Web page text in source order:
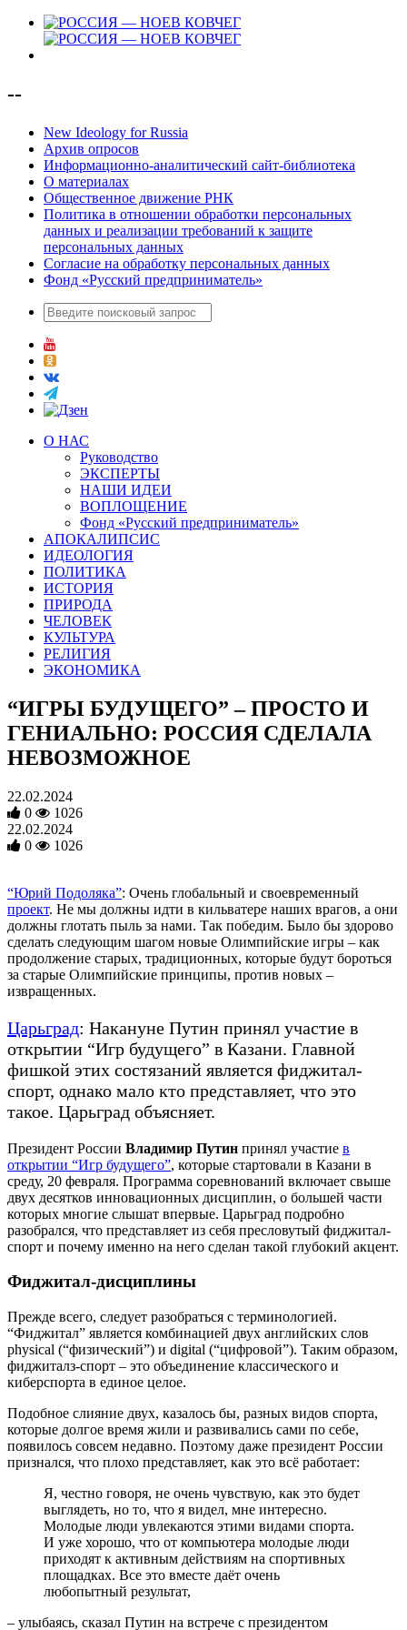
--
New Ideology for Russia
Архив опросов
Информационно-аналитический сайт-библиотека
О материалах
Общественное движение РНК
Политика в отношении обработки персональных
данных и реализации требований к защите
персональных данных
Согласие на обработку персональных данных
Фонд «Русский предприниматель»
О НАС
Руководство
ЭКСПЕРТЫ
НАШИ ИДЕИ
ВОПЛОЩЕНИЕ
Фонд «Русский предприниматель»
АПОКАЛИПСИС
ИДЕОЛОГИЯ
ПОЛИТИКА
ИСТОРИЯ
ПРИРОДА
ЧЕЛОВЕК
КУЛЬТУРА
РЕЛИГИЯ
ЭКОНОМИКА
“ИГРЫ БУДУЩЕГО” – ПРОСТО И
ГЕНИАЛЬНО: РОССИЯ СДЕЛАЛА
НЕВОЗМОЖНОЕ
22.02.2024
0
1026
22.02.2024
0
1026
“Юрий Подоляка”: Очень глобальный и своевременный
проект. Не мы должны идти в кильватере наших врагов, а они
должны глотать пыль за нами. Так победим. Было бы здорово
сделать следующим шагом новые Олимпийские игры – как
продолжение старых, традиционных, которые будут бороться
за старые Олимпийские принципы, против новых –
извращенных.
Царьград: Накануне Путин принял участие в
открытии “Игр будущего” в Казани. Главной
фишкой этих состязаний является фиджитал-
спорт, однако мало кто представляет, что это
такое. Царьград объясняет.
Президент России Владимир Путин принял участие в
открытии “Игр будущего”, которые стартовали в Казани в
среду, 20 февраля. Программа соревнований включает свыше
двух десятков инновационных дисциплин, о большей части
которых многие слышат впервые. Царьград подробно
разобрался, что представляет из себя пресловутый фиджитал-
спорт и почему именно на него сделан такой глубокий акцент.
Фиджитал-дисциплины
Прежде всего, следует разобраться с терминологией.
“Фиджитал” является комбинацией двух английских слов
physical (“физический”) и digital (“цифровой”). Таким образом,
фиджиталз-спорт – это объединение классического и
киберспорта в единое целое.
Подобное слияние двух, казалось бы, разных видов спорта,
которые долгое время жили и развивались сами по себе,
появилось совсем недавно. Поэтому даже президент России
признался, что плохо представляет, как это всё работает:
Я, честно говоря, не очень чувствую, как это будет
выглядеть, но то, что я видел, мне интересно.
Молодые люди увлекаются этими видами спорта.
И уже хорошо, что от компьютера молодые люди
приходят к активным действиям на спортивных
площадках. Все это вместе даёт очень
любопытный результат,
– улыбаясь, сказал Путин на встрече с президентом